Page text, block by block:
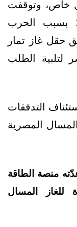
بشكل خاص، وتوقفت
في الربع الثالث من عام 2023 بسبب الحرب
حقل غاز تمار
لتلبية الطلب
التدفقات
المصرية
منصة الطاقة
للغاز المسال